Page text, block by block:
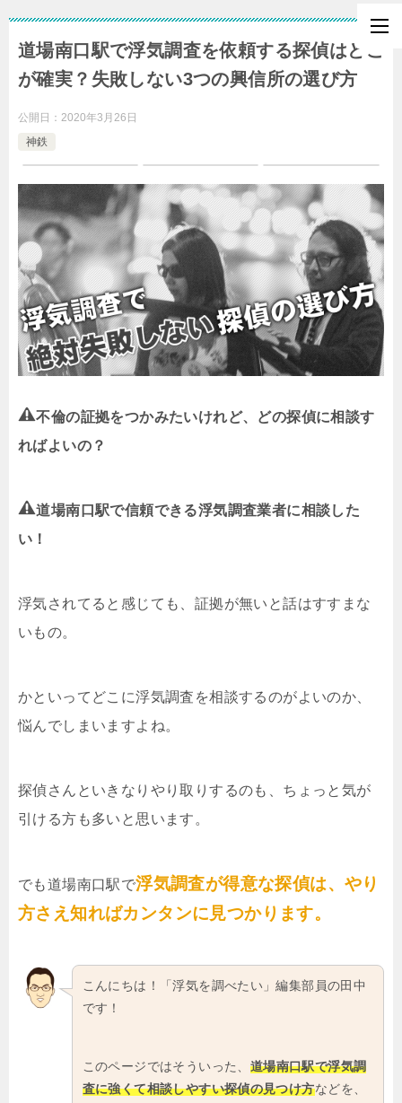
道場南口駅で浮気調査を依頼する探偵はどこ
が確実？失敗しない3つの興信所の選び方
公開日： 2020年3月26日
神鉄
不倫の証拠をつかみたいけれど、どの探偵に相談す
ればよいの？
道場南口駅で信頼できる浮気調査業者に相談した
い！
浮気されてると感じても、証拠が無いと話はすすまな
いもの。
かといってどこに浮気調査を相談するのがよいのか、
悩んでしまいますよね。
探偵さんといきなりやり取りするのも、ちょっと気が
引ける方も多いと思います。
でも道場南口駅で浮気調査が得意な探偵は、やり
方さえ知ればカンタンに見つかります。
こんにちは！「浮気を調べたい」編集部員の田中
です！
このページではそういった、 道場南口駅で浮気調
査に強くて相談しやすい探偵の見つけ方などを、